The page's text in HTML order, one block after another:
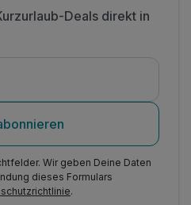
Deals direkt in
Wir geben Deine Daten
dieses Formulars
.